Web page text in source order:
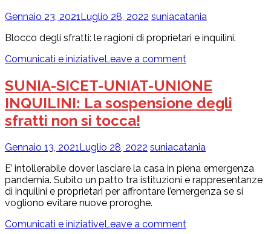
Gennaio 23, 2021 Luglio 28, 2022 suniacatania
Blocco degli sfratti: le ragioni di proprietari e inquilini.
Comunicati e iniziativeLeave a comment
SUNIA-SICET-UNIAT-UNIONE
INQUILINI: La sospensione degli
sfratti non si tocca!
Gennaio 13, 2021Luglio 28, 2022 suniacatania
E’ intollerabile dover lasciare la casa in piena emergenza
pandemia. Subito un patto tra istituzioni e rappresentanze
di inquilini e proprietari per affrontare l’emergenza se si
vogliono evitare nuove proroghe.
Comunicati e iniziativeLeave a comment